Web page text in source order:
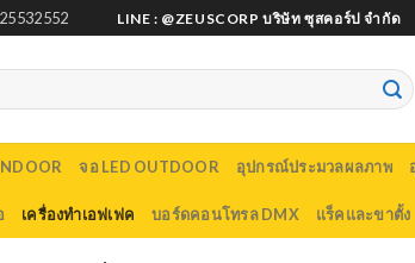
LINE : @ZEUSCORP บริษัท ซุสคอร์ป จำกัด
จอ LED OUTDOOR อุปกรณ์ประมวลผลภาพ
เครื่องทำเอฟเฟค บอร์ดคอนโทรล DMX แร็คและขาตั้ง